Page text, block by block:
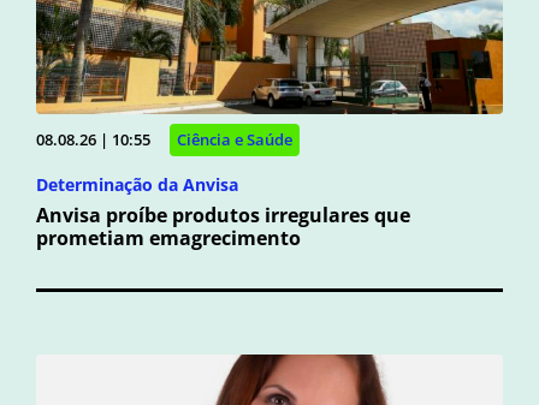
08.08.26 | 10:55 Ciência e Saúde
Determinação da Anvisa
Anvisa proíbe produtos irregulares que
prometiam emagrecimento